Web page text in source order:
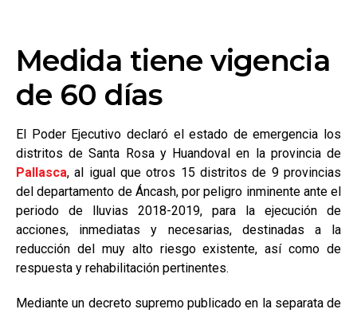
Medida tiene vigencia
de 60 días
El Poder Ejecutivo declaró el estado de emergencia los
distritos de Santa Rosa y Huandoval en la provincia de
Pallasca, al igual que otros 15 distritos de 9 provincias
del departamento de Áncash, por peligro inminente ante el
periodo de lluvias 2018-2019, para la ejecución de
acciones, inmediatas y necesarias, destinadas a la
reducción del muy alto riesgo existente, así como de
respuesta y rehabilitación pertinentes.
Mediante un decreto supremo publicado en la separata de